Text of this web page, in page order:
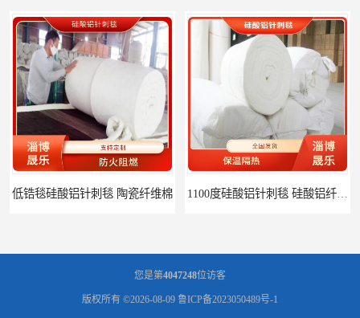
低锆毯硅酸铝针刺毯 陶瓷纤维棉
您是第4047248位访客
版权所有 ©2026-08-09 鲁ICP备2023050489号-1